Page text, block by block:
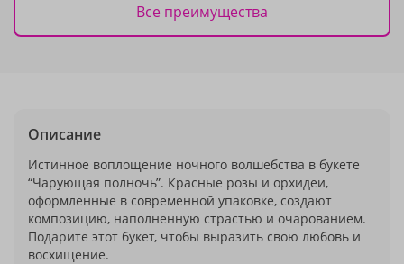
Все преимущества
Описание
Истинное воплощение ночного волшебства в букете
“Чарующая полночь”. Красные розы и орхидеи,
оформленные в современной упаковке, создают
композицию, наполненную страстью и очарованием.
Подарите этот букет, чтобы выразить свою любовь и
восхищение.